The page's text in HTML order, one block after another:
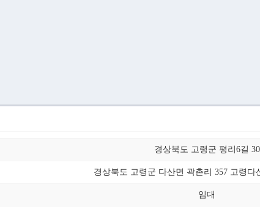
경상북도 고령군 평리6길 30
경상북도 고령군 다산면 곽촌리 357 고령다
임대